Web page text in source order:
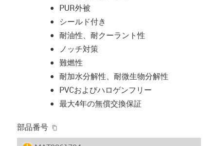
PUR外被
シールド付き
耐油性、耐クーラント性
ノッチ対策
難燃性
耐加水分解性、耐微生物分解性
PVCおよびハロゲンフリー
最大4年の無償交換保証
部品番号